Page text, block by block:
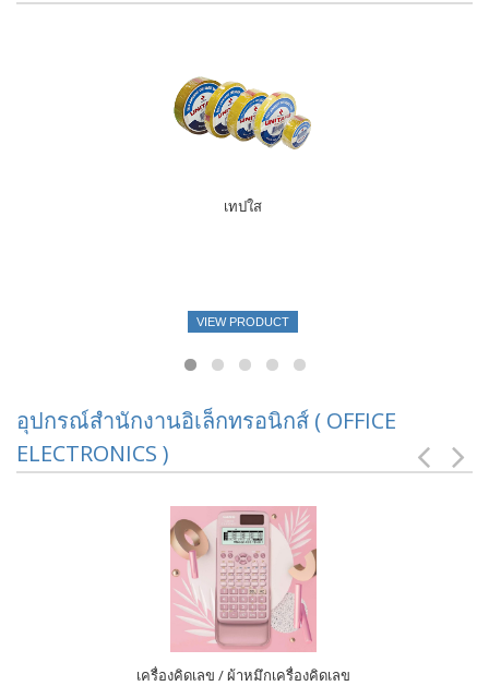
เทปใส
VIEW PRODUCT
อุปกรณ์สำนักงานอิเล็กทรอนิกส์ ( OFFICE
ELECTRONICS )
เครื่องคิดเลข / ผ้าหมึกเครื่องคิดเลข